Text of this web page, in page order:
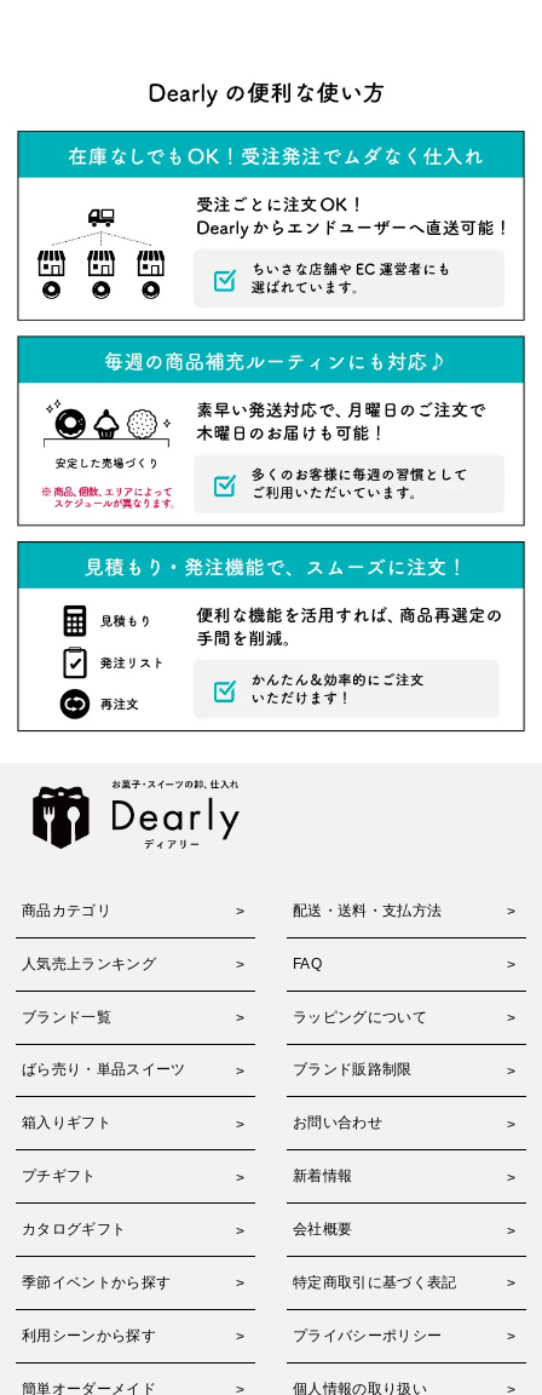
商品カテゴリ 配送・送料・支払方法
人気売上ランキング FAQ
ブランド一覧 ラッピングについて
ばら売り・単品スイーツ ブランド販路制限
箱入りギフト お問い合わせ
プチギフト 新着情報
カタログギフト 会社概要
季節イベントから探す 特定商取引に基づく表記
利用シーンから探す プライバシーポリシー
簡単オーダーメイド 個人情報の取り扱い